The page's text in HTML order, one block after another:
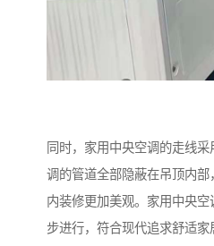
同时，家用中央空调的走线
调的管道全部隐蔽在吊顶内
内装修更加美观。家用中央空
步进行，符合现代追求舒适